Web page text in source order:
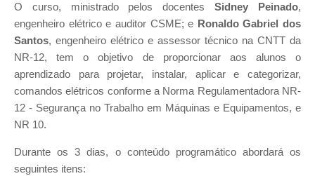
O curso, ministrado pelos docentesSidney Peinado,
engenheiro elétrico e auditor CSME; e Ronaldo Gabriel dos
Santos, engenheiro elétrico e assessor técnico na CNTT da
NR-12, tem o objetivo de proporcionar aos alunos o
aprendizado para projetar, instalar, aplicar e categorizar,
comandos elétricos conforme a Norma Regulamentadora NR-
12 - Segurança no Trabalho em Máquinas e Equipamentos, e
NR 10.
Durante os 3 dias, o conteúdo programático abordará os
seguintes itens: